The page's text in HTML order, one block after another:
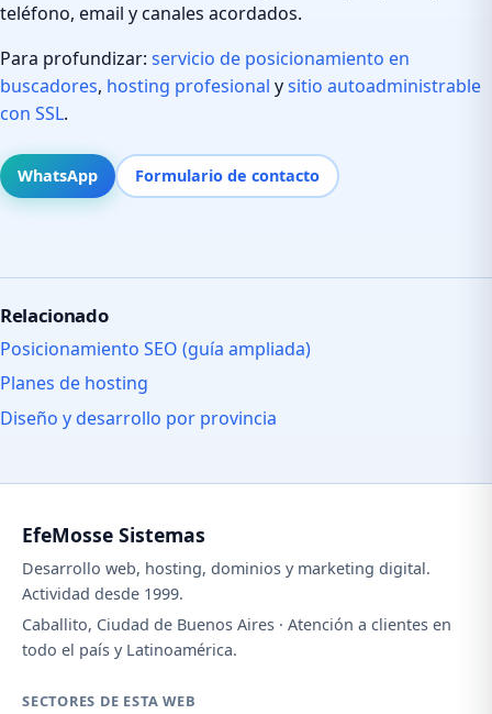
teléfono, email y canales acordados.
Para profundizar: servicio de posicionamiento en
buscadores, hosting profesional ysitio autoadministrable
con SSL.
WhatsApp Formulario de contacto
Relacionado
Posicionamiento SEO (guía ampliada)
Planes de hosting
Diseño y desarrollo por provincia
EfeMosse Sistemas
Desarrollo web, hosting, dominios y marketing digital.
Actividad desde 1999.
Caballito, Ciudad de Buenos Aires · Atención a clientes en
todo el país y Latinoamérica.
SECTORES DE ESTA WEB